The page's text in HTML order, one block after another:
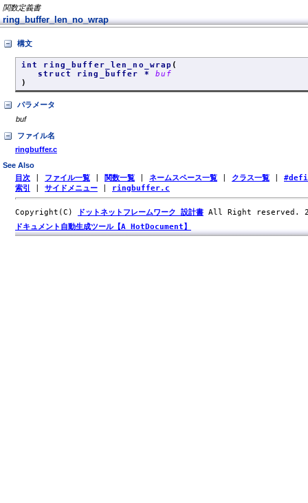
関数定義書
ring_buffer_len_no_wrap
構文
int ring_buffer_len_no_wrap (
struct ring_buffer * buf
)
パラメータ
buf
ファイル名
ringbuffer.c
See Also
目次 ファイル一覧 関数一覧 ネームスペース一覧 クラス一覧
索引
サイドメニュー ringbuffer.c
Copyright(C) ドットネットフレームワーク 設計書 All Right reserved.
ドキュメント自動生成ツール【A HotDocument】